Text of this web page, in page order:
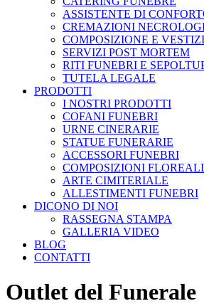
ASSISTENTE DI
CREMAZIONI
COMPOSIZIONE E
SERVIZI POST MORTEM
RITI FUNEBRI E
TUTELA LEGALE
PRODOTTI
I NOSTRI PRODOTTI
COFANI FUNEBRI
URNE CINERARIE
STATUE FUNERARIE
ACCESSORI FUNEBRI
COMPOSIZIONI FLOREALI
ARTE CIMITERIALE
ALLESTIMENTI FUNEBRI
DICONO DI NOI
RASSEGNA STAMPA
GALLERIA VIDEO
BLOG
CONTATTI
Outlet del Funerale